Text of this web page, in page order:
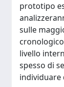
prototipo
sulle
livello
spesso di
individuare